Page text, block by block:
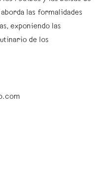
aborda las formalidades
exponiendo las
de los